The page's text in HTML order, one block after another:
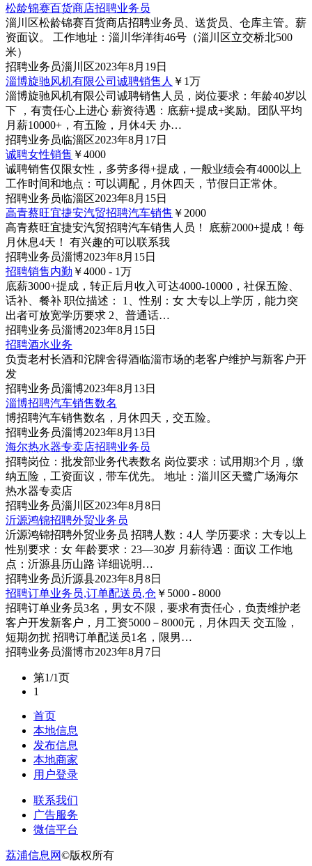
松龄锦赛百货商店招聘业务员
淄川区松龄锦赛百货商店招聘业务员、送货员、仓库主管。薪
资面议。 工作地址：淄川华洋街46号（淄川区立交桥北500
米）
招聘业务员淄川区2023年8月19日
淄博旋驰风机有限公司诚聘销售人 ￥1万
淄博旋驰风机有限公司诚聘销售人员，岗位要求：年龄40岁以
下 ，有责任心上进心 薪资待遇：底薪+提成+奖励。团队平均
月薪10000+，有五险，月休4天 办…
招聘业务员临淄区2023年8月17日
诚聘女性销售 ￥4000
诚聘销售仅限女性，多劳多得+提成，一般业绩会有4000以上
工作时间和地点：可以调配，月休四天，节假日正常休。
招聘业务员临淄区2023年8月15日
高青蔡旺宜捷安汽贸招聘汽车销售 ￥2000
高青蔡旺宜捷安汽贸招聘汽车销售人员！ 底薪2000+提成！每
月休息4天！ 有兴趣的可以联系我
招聘业务员淄博2023年8月15日
招聘销售内勤 ￥4000 - 1万
底薪3000+提成，转正后月收入可达4000-10000，社保五险、
话补、餐补 职位描述： 1、性别：女 大专以上学历，能力突
出者可放宽学历要求 2、普通话…
招聘业务员淄博2023年8月15日
招聘酒水业务
负责老村长酒和沱牌舍得酒临淄市场的老客户维护与新客户开
发
招聘业务员淄博2023年8月13日
淄博招聘汽车销售数名
博招聘汽车销售数名，月休四天，交五险。
招聘业务员淄博2023年8月13日
海尔热水器专卖店招聘业务员
招聘岗位：批发部业务代表数名 岗位要求：试用期3个月，缴
纳五险，工资面议，带车优先。 地址：淄川区天鹭广场海尔
热水器专卖店
招聘业务员淄川区2023年8月8日
沂源鸿锦招聘外贸业务员
沂源鸿锦招聘外贸业务员 招聘人数：4人 学历要求：大专以上
性别要求：女 年龄要求：23—30岁 月薪待遇：面议 工作地
点：沂源县历山路 详细说明…
招聘业务员沂源县2023年8月8日
招聘订单业务员,订单配送员,仓 ￥5000 - 8000
招聘订单业务员3名，男女不限，要求有责任心，负责维护老
客户开发新客户，月工资5000－8000元，月休四天 交五险，
短期勿扰 招聘订单配送员1名，限男…
招聘业务员淄博市2023年8月7日
第1/1页
1
首页
本地信息
发布信息
本地商家
用户登录
联系我们
广告服务
微信平台
荔浦信息网©版权所有